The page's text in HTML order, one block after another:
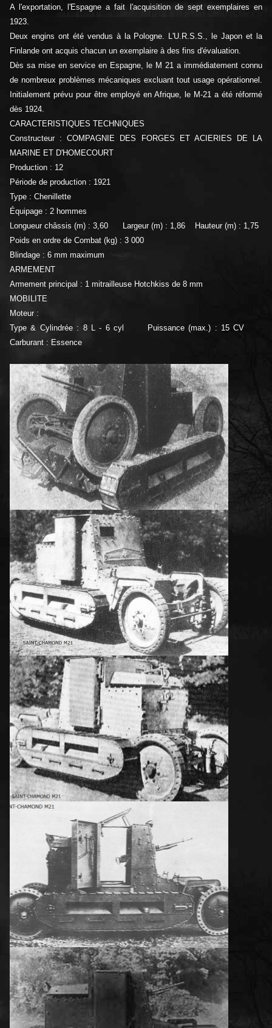
A l'exportation, l'Espagne a fait l'acquisition de sept exemplaires en
1923.
Deux engins ont été vendus à la Pologne. L'U.R.S.S., le Japon et la
Finlande ont acquis chacun un exemplaire à des fins d'évaluation.
Dès sa mise en service en Espagne, le M 21 a immédiatement connu
de nombreux problèmes mécaniques excluant tout usage opérationnel.
Initialement prévu pour être employé en Afrique, le M-21 a été réformé
dès 1924.
CARACTERISTIQUES TECHNIQUES
Constructeur : COMPAGNIE DES FORGES ET ACIERIES DE LA
MARINE ET D'HOMECOURT
Production : 12
Période de production : 1921
Type : Chenillette
Équipage : 2 hommes
Longueur châssis (m) : 3,60 Largeur (m) : 1,86 Hauteur (m) : 1,75
Poids en ordre de Combat (kg) : 3 000
Blindage : 6 mm maximum
ARMEMENT
Armement principal : 1 mitrailleuse Hotchkiss de 8 mm
MOBILITE
Moteur :
Type & Cylindrée : 8 L - 6 cyl Puissance (max.) : 15 CV
Carburant : Essence